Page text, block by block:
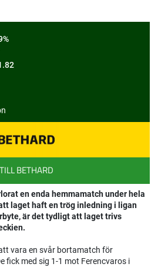
TILL BETHARD
en enda hemmamatch under hela
laget haft en trög inledning i ligan
är det tydligt att laget trivs
vara en svår bortamatch för
fick med sig 1-1 mot Ferencvaros i